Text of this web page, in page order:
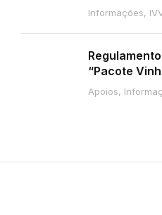
Informações,
“Pacote
Apoios,